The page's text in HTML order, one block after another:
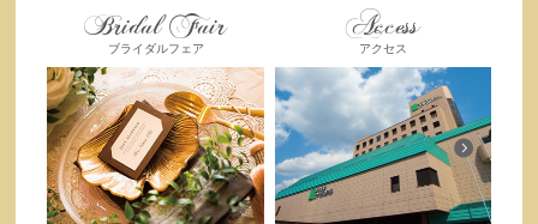
Bridal Fair
ブライダルフェア
Access
アクセス